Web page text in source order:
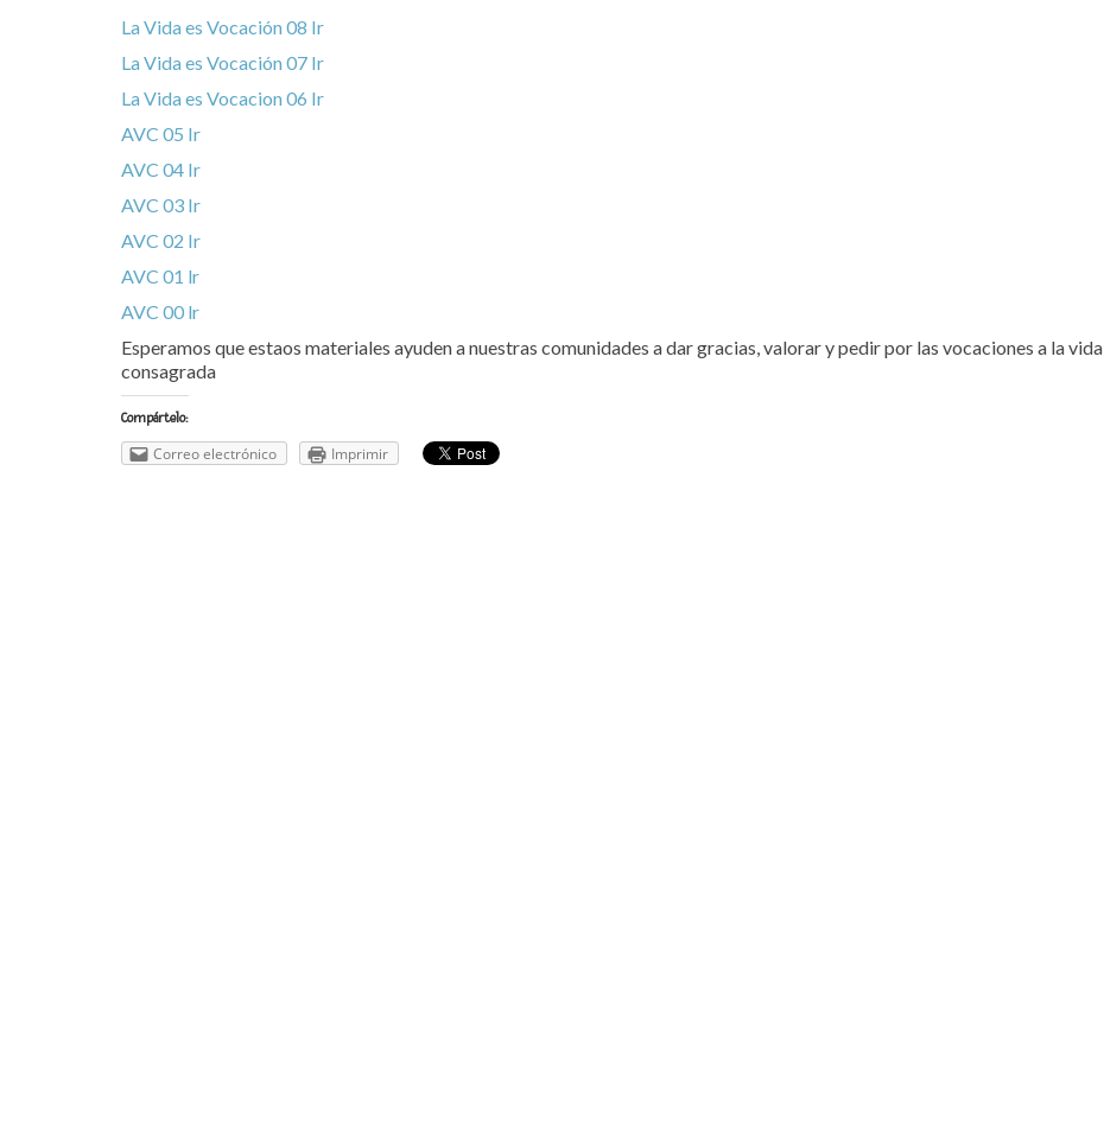
La Vida es Vocación 08 Ir
La Vida es Vocación 07 Ir
La Vida es Vocacion 06 Ir
AVC 05 Ir
AVC 04 Ir
AVC 03 Ir
AVC 02 Ir
AVC 01 lr
AVC 00 lr
Esperamos que estaos materiales ayuden a nuestras comunidades a dar gracias, valorar y pedir por las vocaciones a la vida
consagrada
Compártelo:
Correo electrónico Imprimir